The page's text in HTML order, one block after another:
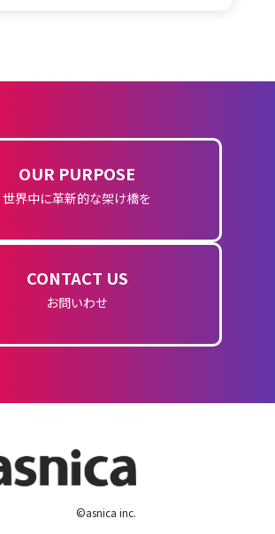
OUR PURPOSE
世界中に革新的な架け橋を
CONTACT US
お問いわせ
©asnica inc.